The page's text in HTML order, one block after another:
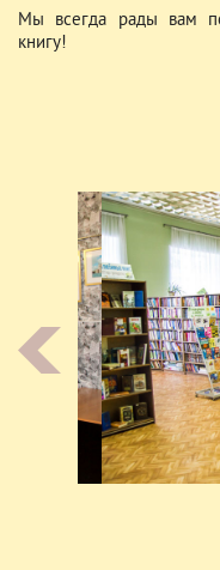
Мы всегда рады вам
книгу!